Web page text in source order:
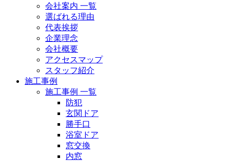
会社案内 一覧
選ばれる理由
代表挨拶
企業理念
会社概要
アクセスマップ
スタッフ紹介
施工事例
施工事例 一覧
防犯
玄関ドア
勝手口
浴室ドア
窓交換
内窓